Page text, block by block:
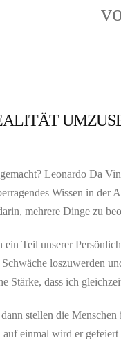
Leonardo Da
Wissen in der
mehrere Dinge zu
Teil unserer
loszuwerden
Stärke, dass ich
stellen die
einmal wird er